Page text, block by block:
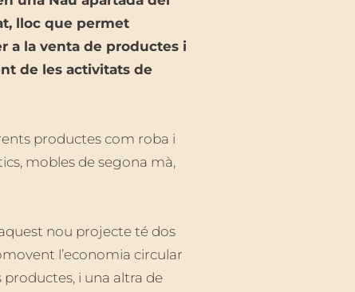
lloc que permet
a la venta de productes i
de les activitats de
productes com roba i
mobles de segona mà,
nou projecte té dos
l’economia circular
i una altra de